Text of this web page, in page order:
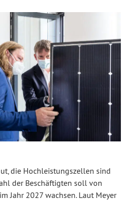
die Hochleistungszellen sind
der Beschäftigten soll von
Jahr 2027 wachsen. Laut Meyer